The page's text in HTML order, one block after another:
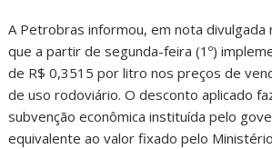
A Petrobras informou, em nota divulgada
que a partir de segunda-feira (1º)
de R$ 0,3515 por litro nos preços de
de uso rodoviário. O desconto aplicado
subvenção econômica instituída pelo
equivalente ao valor fixado pelo